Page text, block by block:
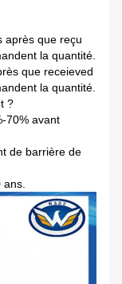
après que reçu
la quantité.
que receieved
la quantité.
?
70% avant
de barrière de
ans.